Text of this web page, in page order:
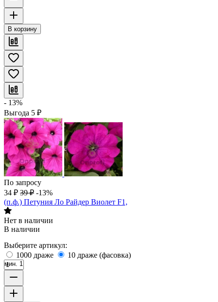
В корзину
- 13%
Выгода 5 ₽
По запросу
34 ₽ 39 ₽ -13%
(п.ф.) Петуния Ло Райдер Виолет F1,
Нет в наличии
В наличии
Выберите артикул:
1000 драже
10 драже (фасовка)
мин. 1